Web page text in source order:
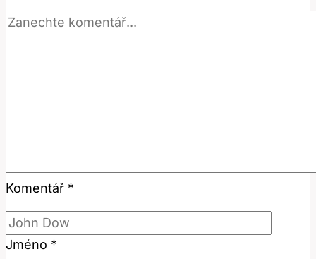
průvodce
Komentář *
Jméno *